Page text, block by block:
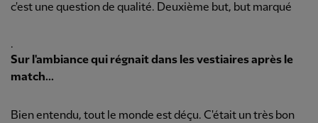
c'est une question de qualité. Deuxième but, but marqué
.
Sur l'ambiance qui régnait dans les vestiaires après le
match...
Bien entendu, tout le monde est déçu. C'était un très bon